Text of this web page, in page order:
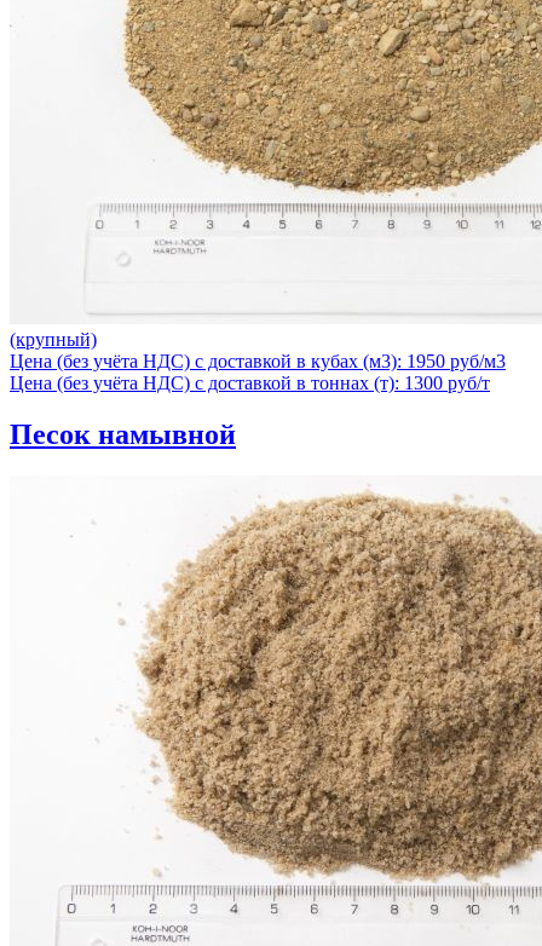
(крупный)
Цена (без учёта НДС) с доставкой в кубах (м3): 1950 руб/м3
Цена (без учёта НДС) с доставкой в тоннах (т): 1300 руб/т
Песок намывной